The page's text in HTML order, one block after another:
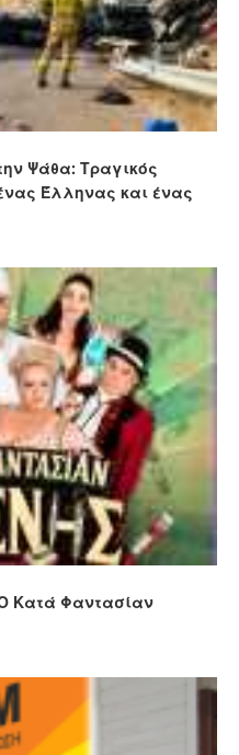
Ψάθα: Τραγικός
Έλληνας και ένας
Κατά Φαντασίαν